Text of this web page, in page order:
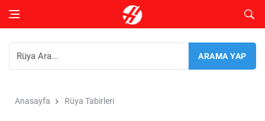
Anasayfa Rüya Tabirleri